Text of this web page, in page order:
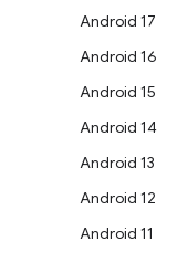
Android 17
Android 16
Android 15
Android 14
Android 13
Android 12
Android 11